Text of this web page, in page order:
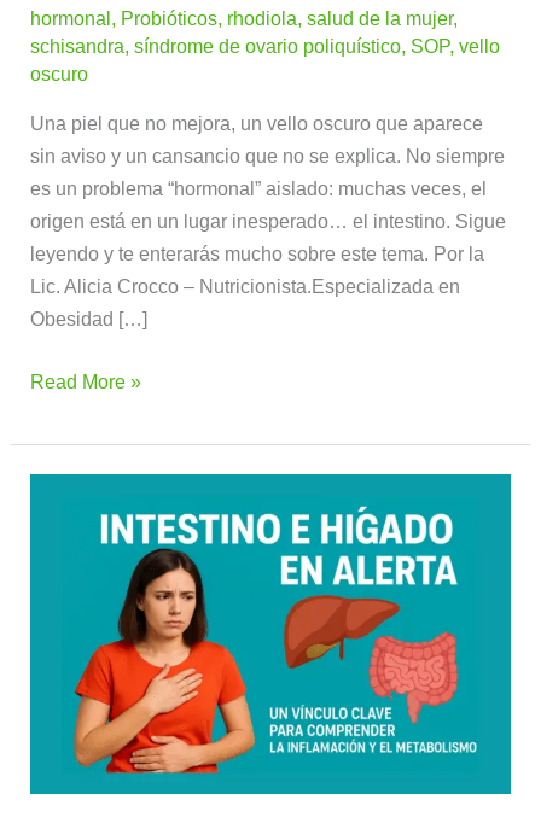
hormonal, Probióticos, rhodiola,salud de la mujer,
schisandra,síndrome de ovario poliquístico, SOP,vello
oscuro
Una piel que no mejora, un vello oscuro que aparece
sin aviso y un cansancio que no se explica. No siempre
es un problema “hormonal” aislado: muchas veces, el
origen está en un lugar inesperado… el intestino. Sigue
leyendo y te enterarás mucho sobre este tema. Por la
Lic. Alicia Crocco – Nutricionista.Especializada en
Obesidad […]
Read More »
vínculo
clave